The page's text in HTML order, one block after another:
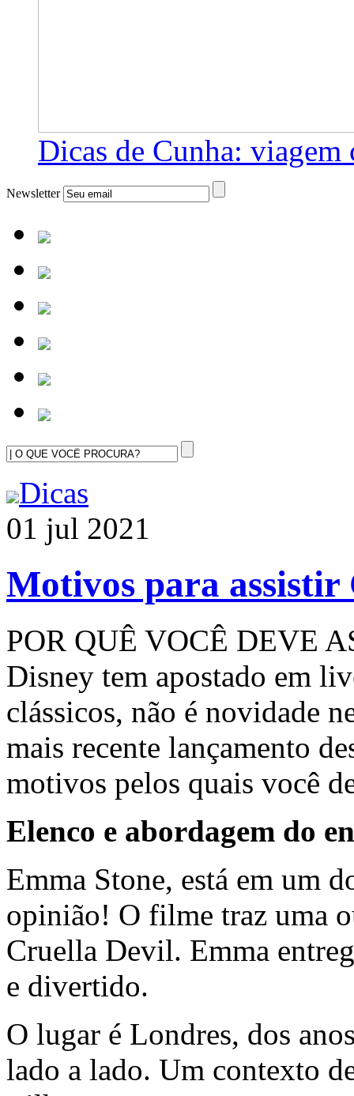
Dicas de Cunha: viagem
Newsletter
Dicas
01 jul 2021
Motivos para assistir
POR QUÊ VOCÊ DEVE
Disney tem apostado em
clássicos, não é novidade
mais recente lançamento
motivos pelos quais você
Elenco e abordagem do
Emma Stone, está em um
opinião! O filme traz uma
Cruella Devil. Emma
e divertido.
O lugar é Londres, dos
lado a lado. Um contexto